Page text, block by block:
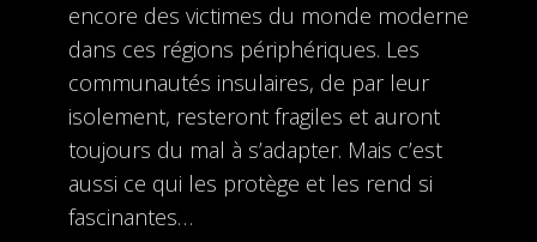
encore des victimes du monde moderne
dans ces régions périphériques. Les
communautés insulaires, de par leur
isolement, resteront fragiles et auront
toujours du mal à s’adapter. Mais c’est
aussi ce qui les protège et les rend si
fascinantes…